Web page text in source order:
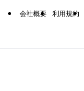
会社概要 利用規約